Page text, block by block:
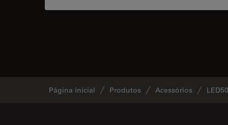
Página inicial Produtos Acessórios